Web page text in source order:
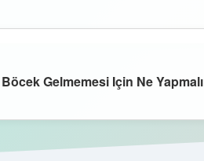
Gelmemesi Için Ne Yapmalı